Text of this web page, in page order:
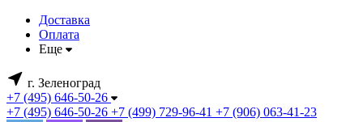
Доставка
Оплата
Еще
г. Зеленоград
+7 (495) 646-50-26
+7 (495) 646-50-26 +7 (499) 729-96-41 +7 (906) 063-41-23